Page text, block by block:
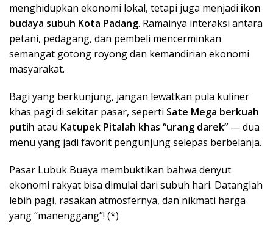
menghidupkan ekonomi lokal, tetapi juga menjadi ikon
budaya subuh Kota Padang. Ramainya interaksi antara
petani, pedagang, dan pembeli mencerminkan
semangat gotong royong dan kemandirian ekonomi
masyarakat.
Bagi yang berkunjung, jangan lewatkan pula kuliner
khas pagi di sekitar pasar, seperti Sate Mega berkuah
putih atau Katupek Pitalah khas “urang darek” — dua
menu yang jadi favorit pengunjung selepas berbelanja.
Pasar Lubuk Buaya membuktikan bahwa denyut
ekonomi rakyat bisa dimulai dari subuh hari. Datanglah
lebih pagi, rasakan atmosfernya, dan nikmati harga
yang “manenggang”! (*)